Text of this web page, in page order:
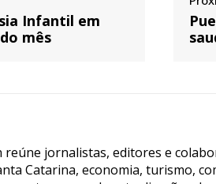
Infantil em
mês
reúne jornalistas, editores e
Catarina, economia, turismo,